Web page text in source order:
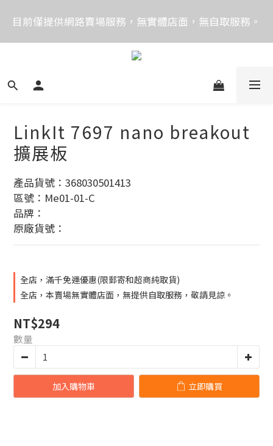
價格均含稅，下單享優惠！歡迎大量採購，由專人提供
專案報價。
目前僅提供網路賣場服務，無實體店面，無自取服務。
目前電話系統異常，暫時無法正常接聽來電，請改播
LinkIt 7697 nano breakout
擴展板
產品貨號：368030501413
區號：Me01-01-C
品牌：
原廠貨號：
全店，滿千免運優惠(限郵寄和超商純取貨)
全店，本賣場無實體店面，無提供自取服務，敬請見諒。
NT$294
數量
加入購物車 立即購買